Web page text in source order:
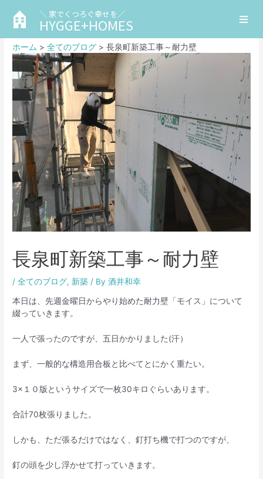
＼ 家でくつろぐ幸せを／
HYGGE+HOMES
ホーム 全てのブログ 長泉町新築工事～耐力壁
長泉町新築工事～耐力壁
/全てのブログ, 新築 / By酒井和幸
本日は、先週金曜日からやり始めた耐力壁「モイス」について
綴っていきます。
一人で張ったのですが、五日かかりました(汗）
まず、一般的な構造用合板と比べてとにかく重たい。
3×１０版というサイズで一枚30キロぐらいあります。
合計70枚張りました。
しかも、ただ張るだけではなく、釘打ち機で打つのですが、
釘の頭を少し浮かせて打っていきます。